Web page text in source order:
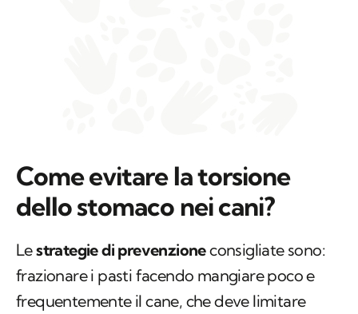
Come evitare la torsione
dello stomaco nei cani?
Lestrategie di prevenzioneconsigliate sono:
frazionare i pasti facendo mangiare poco e
frequentemente il cane, che deve limitare